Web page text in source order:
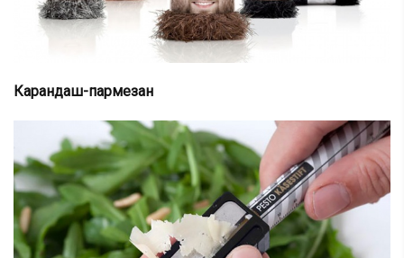
Карандаш-пармезан